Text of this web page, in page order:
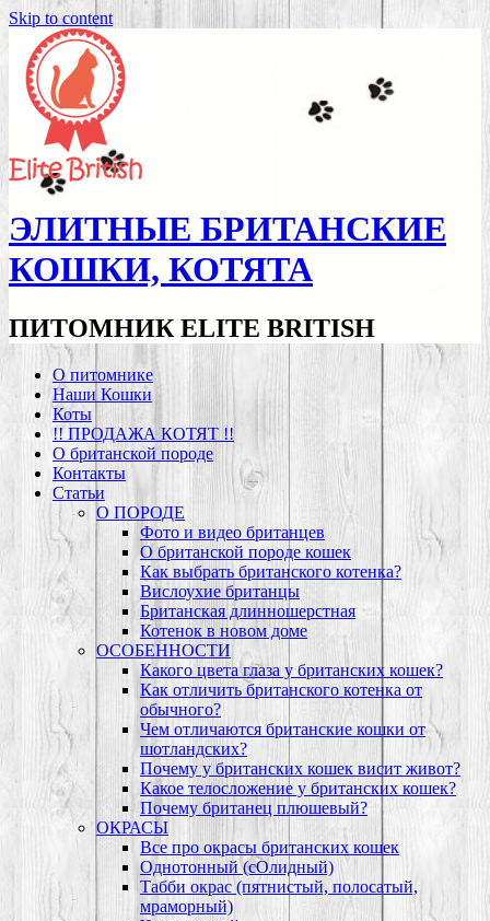
Skip to content
ЭЛИТНЫЕ БРИТАНСКИЕ
КОШКИ, КОТЯТА
ПИТОМНИК ELITE BRITISH
О питомнике
Наши Кошки
Коты
!! ПРОДАЖА КОТЯТ !!
О британской породе
Контакты
Статьи
О ПОРОДЕ
Фото и видео британцев
О британской породе кошек
Как выбрать британского котенка?
Вислоухие британцы
Британская длинношерстная
Котенок в новом доме
ОСОБЕННОСТИ
Какого цвета глаза у британских кошек?
Как отличить британского котенка от
обычного?
Чем отличаются британские кошки от
шотландских?
Почему у британских кошек висит живот?
Какое телосложение у британских кошек?
Почему британец плюшевый?
ОКРАСЫ
Все про окрасы британских кошек
Однотонный (сОлидный)
Табби окрас (пятнистый, полосатый,
мраморный)